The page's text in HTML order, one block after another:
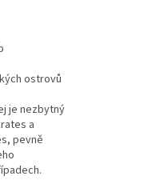
ostrovů
je nezbytný
a
pevně